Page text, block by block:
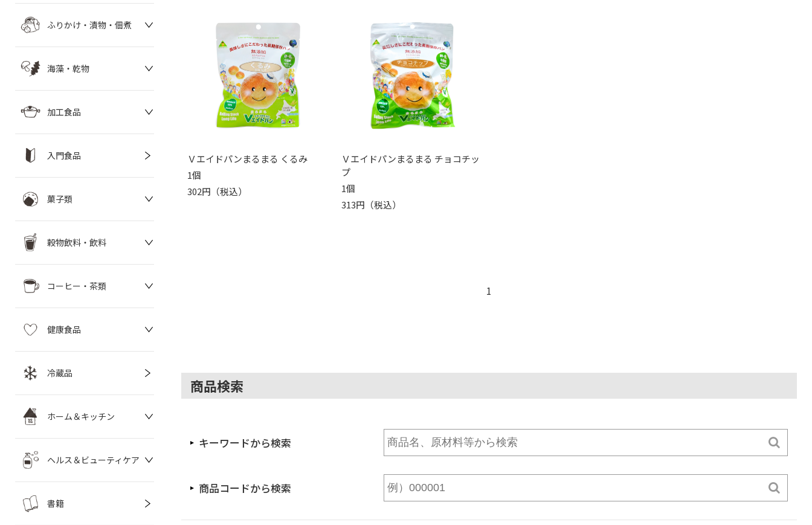
ふりかけ・漬物・佃煮
海藻・乾物
加工食品
入門食品
菓子類
穀物飲料・飲料
コーヒー・茶類
健康食品
冷蔵品
ホーム＆キッチン
ヘルス＆ビューティケア
書籍
Ｖエイドパンまるまる くるみ
1個
302円（税込）
Ｖエイドパンまるまる チョコチッ
プ
1個
313円（税込）
1
商品検索
キーワードから検索
商品コードから検索